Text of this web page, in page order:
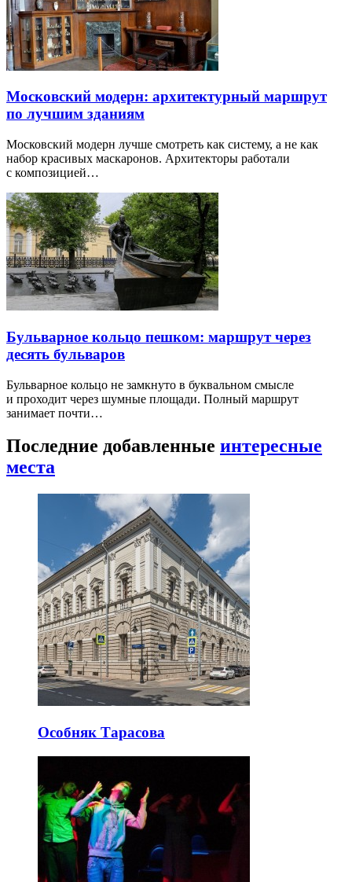
Московский модерн: архитектурный маршрут
по лучшим зданиям
Московский модерн лучше смотреть как систему, а не как
набор красивых маскаронов. Архитекторы работали
с композицией…
Бульварное кольцо пешком: маршрут через
десять бульваров
Бульварное кольцо не замкнуто в буквальном смысле
и проходит через шумные площади. Полный маршрут
занимает почти…
Последние добавленные интересные
места
Особняк Тарасова